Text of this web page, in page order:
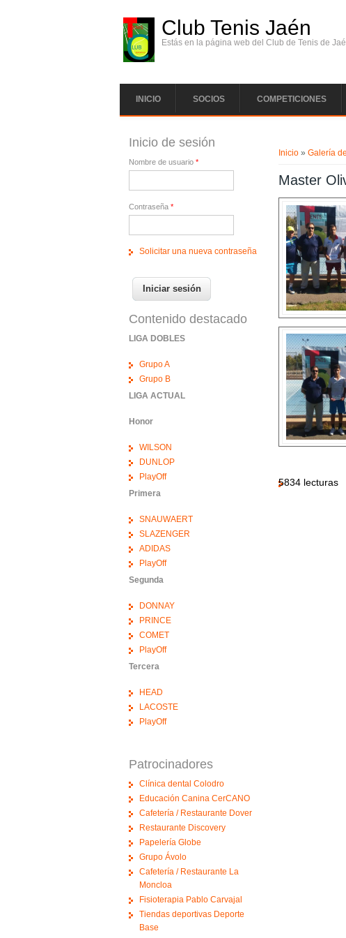
Club Tenis Jaén
Estás en la página web del Club de Tenis de
INICIO SOCIOS COMPETICIONES
Inicio »Galería
Master
5834 lecturas
Inicio de sesión
Nombre de usuario*
Contraseña*
Solicitar una nueva contraseña
Contenido destacado
LIGA DOBLES
Grupo A
Grupo B
LIGA ACTUAL
Honor
WILSON
DUNLOP
PlayOff
Primera
SNAUWAERT
SLAZENGER
ADIDAS
PlayOff
Segunda
DONNAY
PRINCE
COMET
PlayOff
Tercera
HEAD
LACOSTE
PlayOff
Patrocinadores
Clínica dental Colodro
Educación Canina CerCANO
Cafetería / Restaurante Dover
Restaurante Discovery
Papelería Globe
Grupo Ávolo
Cafetería / Restaurante La
Moncloa
Fisioterapia Pablo Carvajal
Tiendas deportivas Deporte
Base